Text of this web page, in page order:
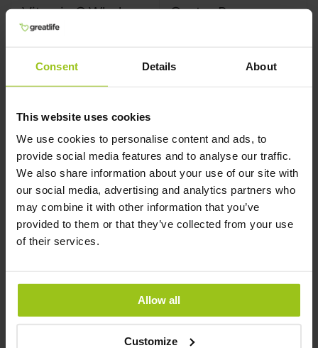
Consent Details About
This website uses cookies
We use cookies to personalise content and ads, to
provide social media features and to analyse our traffic.
We also share information about your use of our site with
our social media, advertising and analytics partners who
may combine it with other information that you’ve
provided to them or that they’ve collected from your use
of their services.
Allow all
Customize
Vitamin C Whole
Food
379 kr
399 kr
Köp nu
Oyster Pure
699 kr
Köp nu